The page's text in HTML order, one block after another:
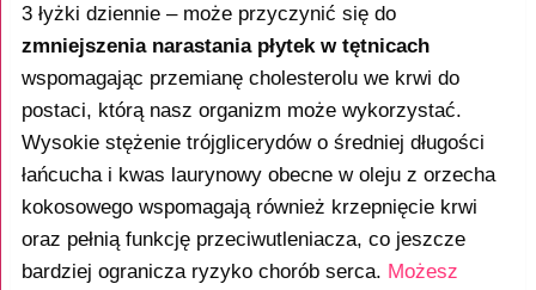
3 łyżki dziennie – może przyczynić się do
zmniejszenia narastania płytek w tętnicach
wspomagając przemianę cholesterolu we krwi do
postaci, którą nasz organizm może wykorzystać.
Wysokie stężenie trójglicerydów o średniej długości
łańcucha i kwas laurynowy obecne w oleju z orzecha
kokosowego wspomagają również krzepnięcie krwi
oraz pełnią funkcję przeciwutleniacza, co jeszcze
bardziej ogranicza ryzyko chorób serca. Możesz